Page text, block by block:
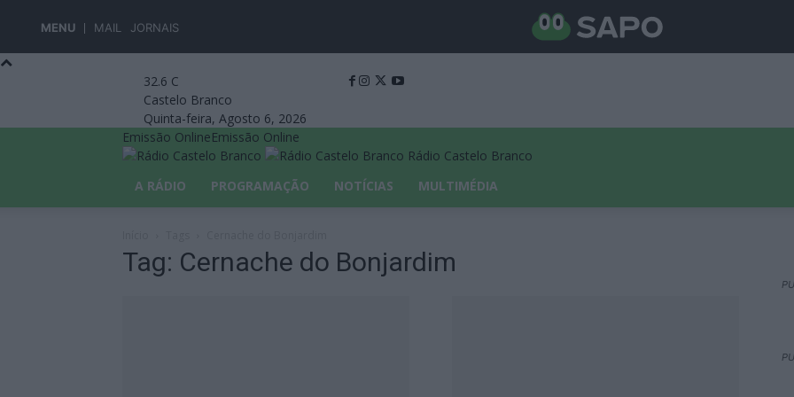
MENU MAIL JORNAIS
32.6 C
Castelo Branco
Quinta-feira, Agosto 6, 2026
Emissão OnlineEmissão Online
Rádio Castelo Branco
A RÁDIO
PROGRAMAÇÃO NOTÍCIAS MULTIMÉDIA
Tag: Cernache do Bonjardim